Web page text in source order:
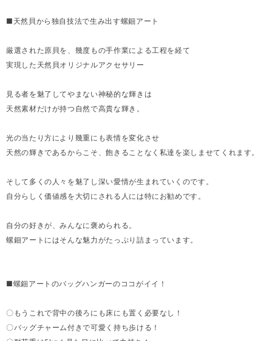
■天然貝から独自技法で生み出す螺鈿アート
厳選された原貝を、幾度もの手作業による工程を経て
実現した天然貝オリジナルアクセサリー
見る者を魅了してやまない神秘的な輝きは
天然素材だけが持つ自然で高貴な輝き。
光の当たり方により幾重にも表情を変化させ
天然の輝きであるからこそ、飽きることなく私達を楽しませてくれます。
そして多くの人々を魅了し深い愛情が生まれていくのです。
自分らしく価値感を大切にされる人には特にお勧めです。
自分の好きが、みんなに褒められる。
螺鈿アートにはそんな魅力がたっぷり詰まっています。
■螺鈿アートのバッグハンガーのココがイイ！
〇もうこれで背中の後ろにも床にも置く必要なし！
〇バッグチャーム付きで可愛く持ち歩ける！